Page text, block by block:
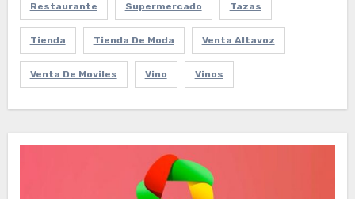
Restaurante Supermercado Tazas
Tienda Tienda De Moda Venta Altavoz
Venta De Moviles Vino Vinos